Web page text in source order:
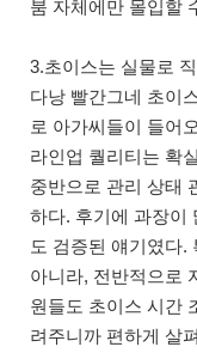
붐 자체에만 몰입할
3.초이스는 실물로
다낭 빨간그네 초이
로 아가씨들이 들어
라인업 퀄리티는 확
중반으로 관리 상태
하다. 후기에 과장이
도 검증된 얘기였다.
아니라, 전반적으로
원들도 초이스 시간
려주니까 편하게 살